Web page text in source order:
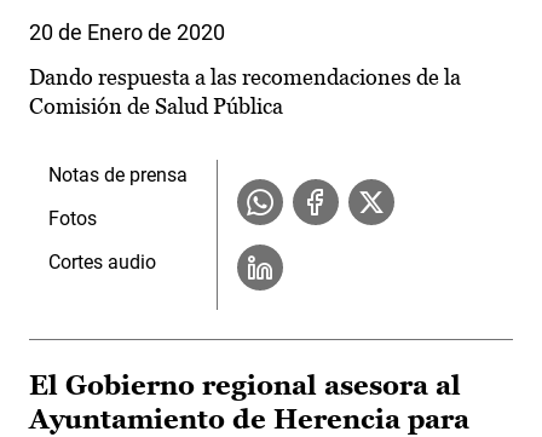
20 de Enero de 2020
Dando respuesta a las recomendaciones de la
Comisión de Salud Pública
Notas de prensa
Fotos
Cortes audio
El Gobierno regional asesora al
Ayuntamiento de Herencia para